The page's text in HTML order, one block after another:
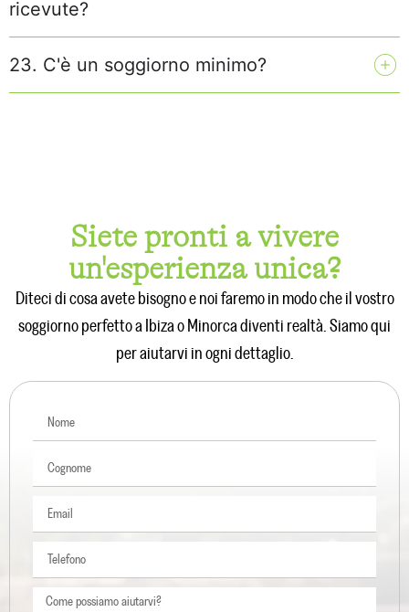
ricevute?
23. C'è un soggiorno minimo?
Siete pronti a vivere
un'esperienza unica?
Diteci di cosa avete bisogno e noi faremo in modo che il vostro
soggiorno perfetto a Ibiza o Minorca diventi realtà. Siamo qui
per aiutarvi in ogni dettaglio.